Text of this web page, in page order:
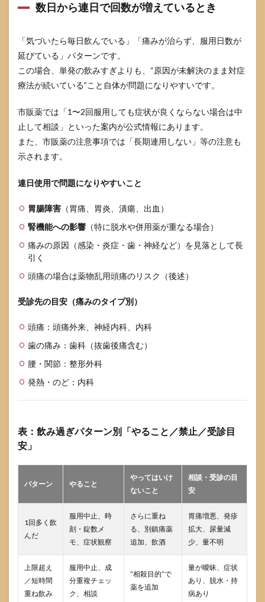
数日から連日で回数が増えているとき
「気づいたら毎日飲んでいる」「痛みが治らず、服用日数が
延びている」パターンです。
この場合、単発の飲みすぎよりも、“原因が未解決のまま対症
療法が続いている”こと自体が問題になりやすいです。
市販薬では「1〜2回服用しても症状が良くならない場合は中
止して相談」といった案内が公式情報にあります。
また、市販薬の注意事項では「長期連用しない」等の注意も
示されます。
連日使用で問題になりやすいこと
胃腸障害 （胃痛、胃炎、潰瘍、出血）
腎機能への影響 （特に脱水や併用薬が重なる場合）
痛みの原因（感染・炎症・歯・神経など）を見落として長
引く
頭痛の場合は薬物乱用頭痛のリスク（後述）
受診先の目安（痛みのタイプ別）
頭痛：頭痛外来、神経内科、内科
歯の痛み：歯科（抜歯後痛含む）
腰・関節：整形外科
発熱・のど：内科
表：飲み過ぎパターン別「やること／禁止／受診目
安」
パターン やること
やってはいけ
ないこと
相談・受診の目
安
1回多く飲
んだ
服用中止、時
刻・錠数メ
モ、症状観察
さらに重ね
る、別鎮痛薬
追加、飲酒
胃痛増悪、発疹
拡大、尿量減
少、量不明
上限超え
／短時間
重ね飲み
服用中止、成
分重複チェッ
ク、相談
“相殺目的”で
薬を追加
量が曖昧、症状
あり、脱水・持
病あり